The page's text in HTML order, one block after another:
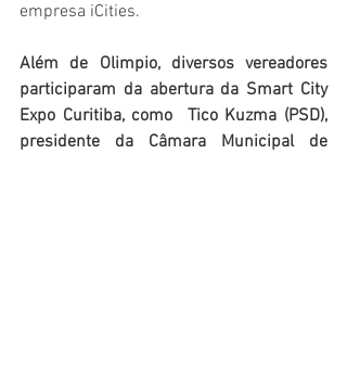
empresa iCities.
Além de Olimpio, diversos vereadores
participaram da abertura da Smart City
Expo Curitiba, como  Tico Kuzma (PSD),
presidente da Câmara Municipal de